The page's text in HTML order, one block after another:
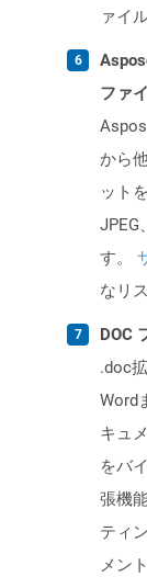
ァイ
ファ
から
ット
JPEG
す。
なリ
DOC
.doc
Word
キュ
をバ
張機
ティ
メン